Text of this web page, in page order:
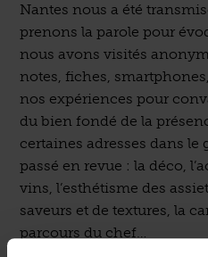
Nantes nous a été
prenons la parole pour
nous avons visités
notes, fiches,
nos expériences pour
du bien fondé de la
certaines adresses dans le
passé en revue : la déco,
vins, l’esthétisme des
saveurs et de textures, la
parcours du chef…